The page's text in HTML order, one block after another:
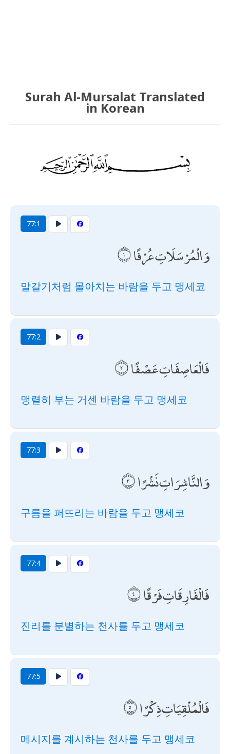
Surah Al-Mursalat Translated
in Korean
77:1
وَالْمُرْسَلَاتِ عُرْفًا
말갈기처럼 몰아치는 바람을 두고 맹세코
77:2
فَالْعَاصِفَاتِ عَصْفًا
맹렬히 부는 거센 바람을 두고 맹세코
77:3
وَالنَّاشِرَاتِ نَشْرًا
구름을 퍼뜨리는 바람을 두고 맹세코
77:4
فَالْفَارِقَاتِ فَرْقًا
진리를 분별하는 천사를 두고 맹세코
77:5
فَالْمُلْقِيَاتِ ذِكْرًا
메시지를 계시하는 천사를 두고 맹세코